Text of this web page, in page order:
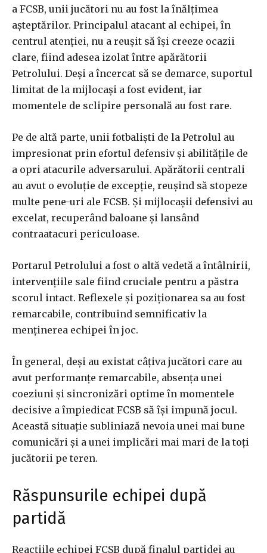
a FCSB, unii jucători nu au fost la înălțimea
așteptărilor. Principalul atacant al echipei, în
centrul atenției, nu a reușit să își creeze ocazii
clare, fiind adesea izolat între apărătorii
Petrolului. Deși a încercat să se demarce, suportul
limitat de la mijlocași a fost evident, iar
momentele de sclipire personală au fost rare.
Pe de altă parte, unii fotbaliști de la Petrolul au
impresionat prin efortul defensiv și abilitățile de
a opri atacurile adversarului. Apărătorii centrali
au avut o evoluție de excepție, reușind să stopeze
multe pene-uri ale FCSB. Și mijlocașii defensivi au
excelat, recuperând baloane și lansând
contraatacuri periculoase.
Portarul Petrolului a fost o altă vedetă a întâlnirii,
intervențiile sale fiind cruciale pentru a păstra
scorul intact. Reflexele și poziționarea sa au fost
remarcabile, contribuind semnificativ la
menținerea echipei în joc.
În general, deși au existat câțiva jucători care au
avut performanțe remarcabile, absența unei
coeziuni și sincronizări optime în momentele
decisive a împiedicat FCSB să își impună jocul.
Această situație subliniază nevoia unei mai bune
comunicări și a unei implicări mai mari de la toți
jucătorii pe teren.
Răspunsurile echipei după
partidă
Reacțiile echipei FCSB după finalul partidei au